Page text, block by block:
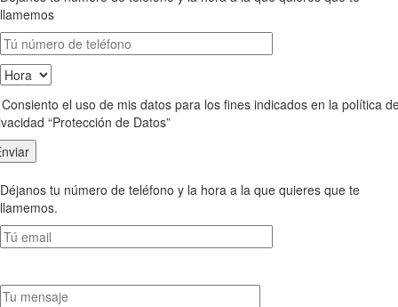
llamemos
el uso de mis datos para los fines indicados en la política
“Protección de Datos”
Déjanos tu número de teléfono y la hora a la que quieres que te
llamemos.